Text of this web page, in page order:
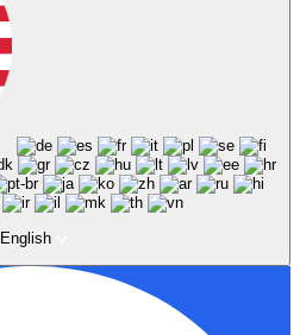
English